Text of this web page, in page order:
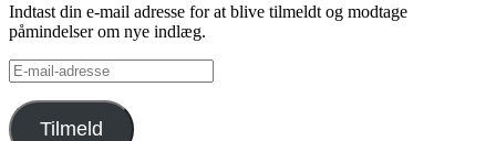
Indtast din e-mail adresse for at blive tilmeldt og modtage
påmindelser om nye indlæg.
E-
mail-
adresse
Tilmeld